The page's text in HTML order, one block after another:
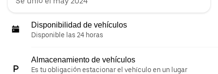
Disponibilidad de vehículos
Disponible las 24 horas
Almacenamiento de vehículos
Es tu obligación estacionar el vehículo en un lugar